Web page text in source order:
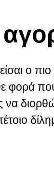
ο
φορά που
να